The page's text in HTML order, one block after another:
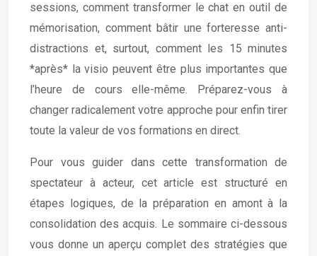
sessions, comment transformer le chat en outil de
mémorisation, comment bâtir une forteresse anti-
distractions et, surtout, comment les 15 minutes
*après* la visio peuvent être plus importantes que
l’heure de cours elle-même. Préparez-vous à
changer radicalement votre approche pour enfin tirer
toute la valeur de vos formations en direct.
Pour vous guider dans cette transformation de
spectateur à acteur, cet article est structuré en
étapes logiques, de la préparation en amont à la
consolidation des acquis. Le sommaire ci-dessous
vous donne un aperçu complet des stratégies que